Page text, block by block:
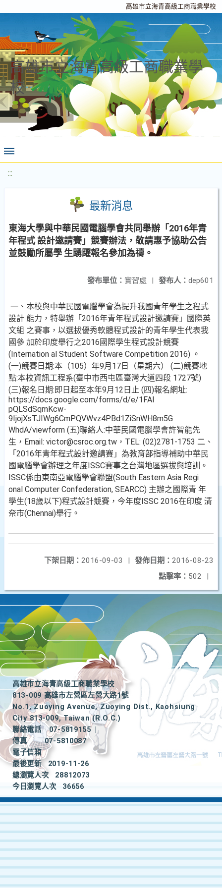
高雄市立海青高級工商職業學校
高雄市立海青高級工商職業學
校
:::
最新消息
東海大學與中華民國電腦學會共同舉辦「2016年青
年程式 設計邀請賽」競賽辦法，敬請惠予協助公告
並鼓勵所屬學 生踴躍報名參加為禱。
發布人： dep601
發布單位： 實習處 |
一、本校與中華民國電腦學會為提升我國青年學生之程式
設計 能力，特舉辦「2016年青年程式設計邀請賽」國際英
文組 之賽事，以選拔優秀軟體程式設計的青年學生代表我
國參 加於印度舉行之2016國際學生程式設計競賽
(Internation al Student Software Competition 2016) 。
(一)競賽日期:本（105）年9月17日（星期六） (二)競賽地
點:本校資訊工程系(臺中市西屯區臺灣大道四段 1727號)
(三)報名日期:即日起至本年9月12日止 (四)報名網址:
https://docs.google.com/forms/d/e/1FAI
pQLSdSqmKcw-
9IjojXsTJIWg6CmPQVWvz4PBd1ZiSnWH8m5G
WhdA/viewform (五)聯絡人:中華民國電腦學會許智能先
生，Email: victor@csroc.org.tw，TEL: (02)2781-1753 二、
「2016年青年程式設計邀請賽」為教育部指導補助中華民
國電腦學會辦理之年度ISSC賽事之台灣地區選拔與培訓。
ISSC係由東南亞電腦學會聯盟(South Eastern Asia Regi
onal Computer Confederation, SEARCC) 主辦之國際青 年
學生(18歲以下)程式設計競賽，今年度ISSC 2016在印度 清
奈市(Chennai)舉行。
發佈日期： 2016-08-23
下架日期： 2016-09-03
|
點擊率： 502 |
高雄市立海青高級工商職業學校
813-009 高雄市左營區左營大路1號
No.1, Zuoying Avenue, Zuoying Dist., Kaohsiung
City 813-009, Taiwan (R.O.C.)
聯絡電話
07-5819155
|
傳真
07-5810087
電子信箱
最後更新
2019-11-26
總瀏覽人次
28812073
今日瀏覽人次
36656